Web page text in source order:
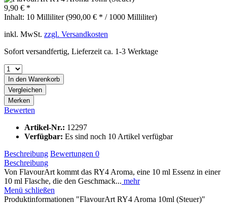
9,90 € *
Inhalt: 10 Milliliter (990,00 € * / 1000 Milliliter)
inkl. MwSt. zzgl. Versandkosten
Sofort versandfertig, Lieferzeit ca. 1-3 Werktage
In den Warenkorb
Vergleichen
Merken
Bewerten
Artikel-Nr.: 12297
Verfügbar: Es sind noch 10 Artikel verfügbar
Beschreibung Bewertungen 0
Beschreibung
Von FlavourArt kommt das RY4 Aroma, eine 10 ml Essenz in einer
10 ml Flasche, die den Geschmack... mehr
Menü schließen
Produktinformationen "FlavourArt RY4 Aroma 10ml (Steuer)"